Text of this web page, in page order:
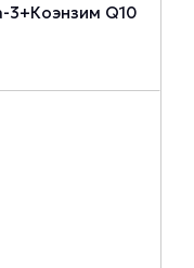
3+Коэнзим Q10